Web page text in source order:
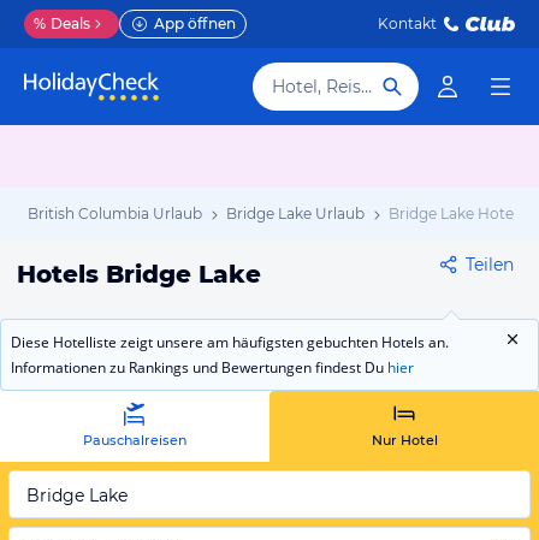
% Deals App öffnen Kontakt
Hotel, Reiseziel
British Columbia Urlaub Bridge Lake Urlaub Bridge Lake Hotels
Hotels Bridge Lake Teilen
Diese Hotelliste zeigt unsere am häufigsten gebuchten Hotels an.
Informationen zu Rankings und Bewertungen findest Du hier
Pauschalreisen Nur Hotel
Bridge Lake